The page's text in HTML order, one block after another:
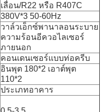
เลื่อน/R22 หรือ R407C
380V*3 50-60Hz
วาล์วเอ็กซ์พานาลอนระบาย
ความร้อนอีควอไลเซอร์
ภายนอก
คอนเดนเซอร์แบบท่อครีบ
อินพุต 180*2 เอาต์พุต
110*2
ประเภทอาคาร